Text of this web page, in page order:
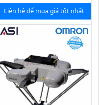
Liên hệ để mua giá tốt nhất